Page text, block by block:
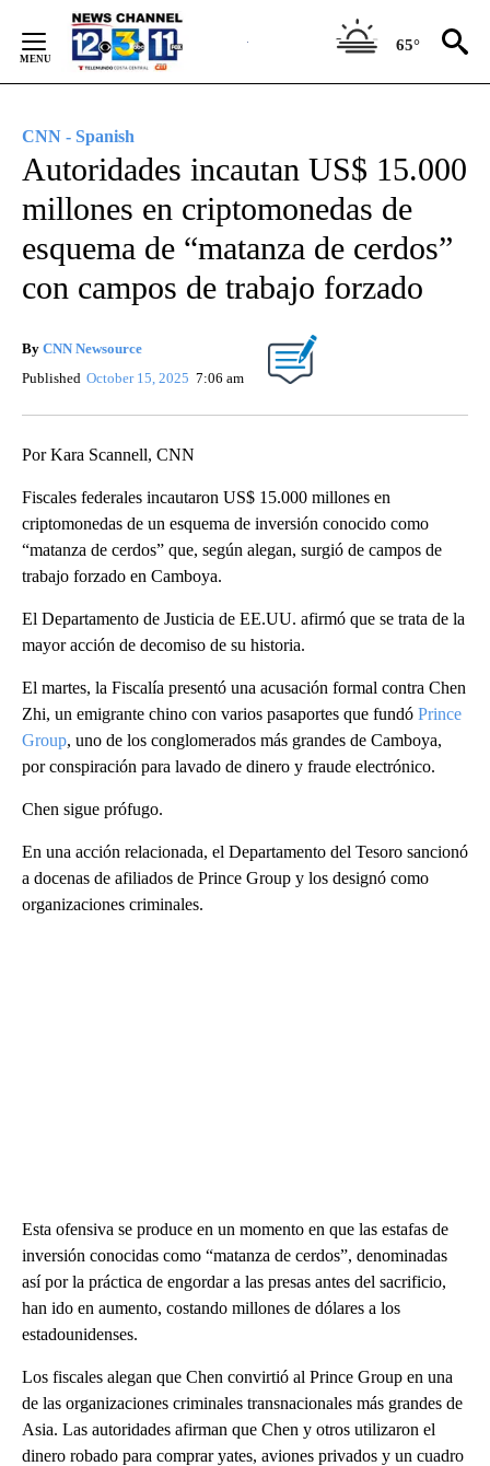
Content
65°
CNN - Spanish
Autoridades incautan US$ 15.000
millones en criptomonedas de
esquema de “matanza de cerdos”
con campos de trabajo forzado
By CNN Newsource
Published October 15, 2025 7:06 am
Por Kara Scannell, CNN
Fiscales federales incautaron US$ 15.000 millones en
criptomonedas de un esquema de inversión conocido como
“matanza de cerdos” que, según alegan, surgió de campos de
trabajo forzado en Camboya.
El Departamento de Justicia de EE.UU. afirmó que se trata de la
mayor acción de decomiso de su historia.
El martes, la Fiscalía presentó una acusación formal contra Chen
Zhi, un emigrante chino con varios pasaportes que fundó Prince
Group, uno de los conglomerados más grandes de Camboya,
por conspiración para lavado de dinero y fraude electrónico.
Chen sigue prófugo.
En una acción relacionada, el Departamento del Tesoro sancionó
a docenas de afiliados de Prince Group y los designó como
organizaciones criminales.
Esta ofensiva se produce en un momento en que las estafas de
inversión conocidas como “matanza de cerdos”, denominadas
así por la práctica de engordar a las presas antes del sacrificio,
han ido en aumento, costando millones de dólares a los
estadounidenses.
Los fiscales alegan que Chen convirtió al Prince Group en una
de las organizaciones criminales transnacionales más grandes de
Asia. Las autoridades afirman que Chen y otros utilizaron el
dinero robado para comprar yates, aviones privados y un cuadro